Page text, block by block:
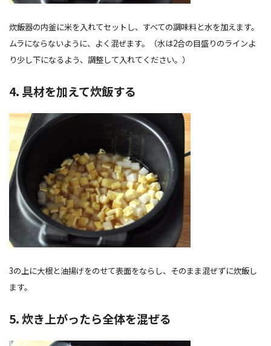
炊飯器の内釜に米を入れてセットし、すべての調味料と水を加えます。
ムラにならないように、よく混ぜます。（水は2合の目盛りのラインよ
り少し下になるよう、調整して入れてください。）
4. 具材を加えて炊飯する
3の上に大根と油揚げをのせて表面をならし、そのまま混ぜずに炊飯し
ます。
5. 炊き上がったら全体を混ぜる